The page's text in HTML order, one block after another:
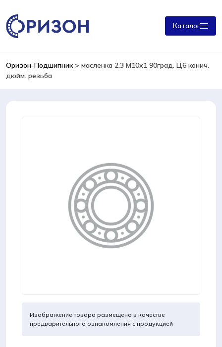
Каталог
Оризон-Подшипник> масленка 2.3 М10х1 90град. Ц6 конич.
дюйм. резьба
Изображение товара размещено в качестве
предварительного ознакомления с продукцией